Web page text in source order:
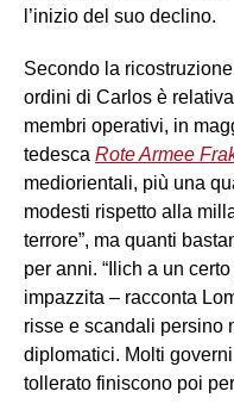
l’inizio del suo declino.
Secondo la
ordini di Carlos è
membri operativi, in
tedesca Rote Armee
mediorientali, più una
modesti rispetto alla
terrore”, ma quanti
per anni. “Ilich a un
impazzita – racconta
risse e scandali persino
diplomatici. Molti
tollerato finiscono poi